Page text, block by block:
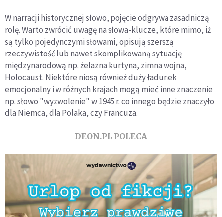
W narracji historycznej słowo, pojęcie odgrywa zasadniczą
rolę. Warto zwrócić uwagę na słowa-klucze, które mimo, iż
są tylko pojedynczymi słowami, opisują szerszą
rzeczywistość lub nawet skomplikowaną sytuację
międzynarodową np. żelazna kurtyna, zimna wojna,
Holocaust. Niektóre niosą również duży ładunek
emocjonalny i w różnych krajach mogą mieć inne znaczenie
np. słowo "wyzwolenie" w 1945 r. co innego będzie znaczyło
dla Niemca, dla Polaka, czy Francuza.
DEON.PL POLECA